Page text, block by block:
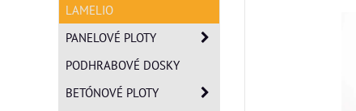
LAMELIO
PANELOVÉ PLOTY
PODHRABOVÉ DOSKY
BETÓNOVÉ PLOTY